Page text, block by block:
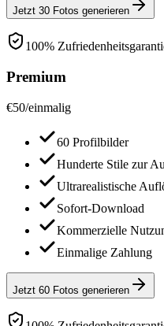
Jetzt 30 Fotos generieren
100%
Premium
€50/einmalig
60 Profilbilder
Hunderte Stile zur
Ultrarealistische
Sofort-Download
Kommerzielle
Einmalige Zahlung
Jetzt 60 Fotos generieren